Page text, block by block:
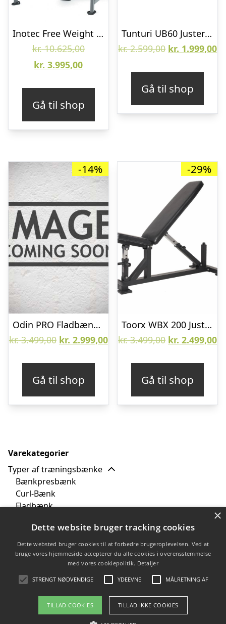
Inotec Free Weight Line Military Press Træningsbænk
kr.10.625,00Den
kr. 10.625,00.
kr. 3.995,00Den
er:
kr. 3.995,00.
Gå til shop
Tunturi UB60 Justerbar Træningsbænk
kr.2.599,00 Den
var:
kr. 2.599,00.
kr. 1.999,00
Gå til shop
-14%
Odin PRO Fladbænk 1000
kr.3.499,00 Den
var:
kr. 3.499,00.
kr. 2.999,00Den
kr. 2.999,00.
Gå til shop
-29%
Toorx WBX 200 Justerbar Træningsbænk
kr.3.499,00 Den
var:
kr. 3.499,00.
kr. 2.499,00
Gå til shop
Varekategorier
Typer af træningsbænke
Bænkpresbænk
Curl-Bænk
Fladbænk
Justerbar træningsbænk
Mavebænk
Rygbænk
Tilbud
Copyright 2026 - Pilanto Aps
×
Dette website bruger tracking cookies
Dette websted bruger cookies til at forbedre brugeroplevelsen. Ved at
bruge vores hjemmeside accepterer du alle cookies i overensstemmelse
med vores cookiepolitik. Detaljer
STRENGT NØDVENDIGE YDEEVNE MÅLRETNING AF
TILLAD COOKIES TILLAD IKKE COOKIES